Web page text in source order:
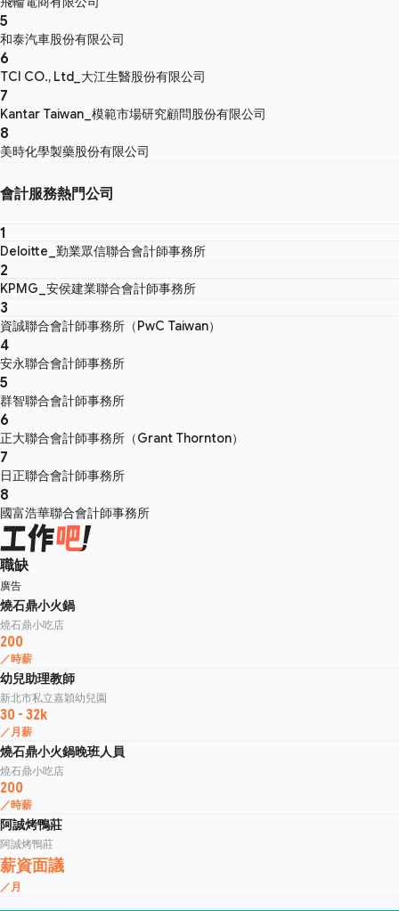
5
和泰汽車股份有限公司
6
TCI CO., Ltd_大江生醫股份有限公司
7
Kantar Taiwan_模範市場研究顧問股份有限公司
8
美時化學製藥股份有限公司
會計服務熱門公司
1
Deloitte_勤業眾信聯合會計師事務所
2
KPMG_安侯建業聯合會計師事務所
3
資誠聯合會計師事務所（PwC Taiwan）
4
安永聯合會計師事務所
5
群智聯合會計師事務所
6
正大聯合會計師事務所（Grant Thornton）
7
日正聯合會計師事務所
8
國富浩華聯合會計師事務所
職缺
廣告
燒石鼎小火鍋
燒石鼎小吃店
200
／時薪
幼兒助理教師
新北市私立嘉穎幼兒園
30 - 32k
／月薪
燒石鼎小火鍋晚班人員
燒石鼎小吃店
200
／時薪
阿誠烤鴨莊
阿誠烤鴨莊
薪資面議
／月